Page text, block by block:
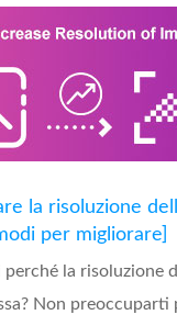
la risoluzione
per migliorare]
perché la risoluzione
Non preoccuparti